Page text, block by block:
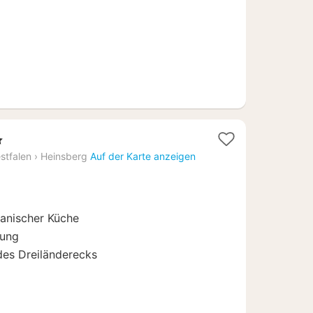
› Heinsberg Auf der Karte anzeigen
Küche
Dreiländerecks